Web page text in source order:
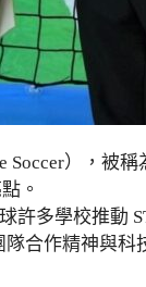
），被
。
許多學校推動
合作精神與